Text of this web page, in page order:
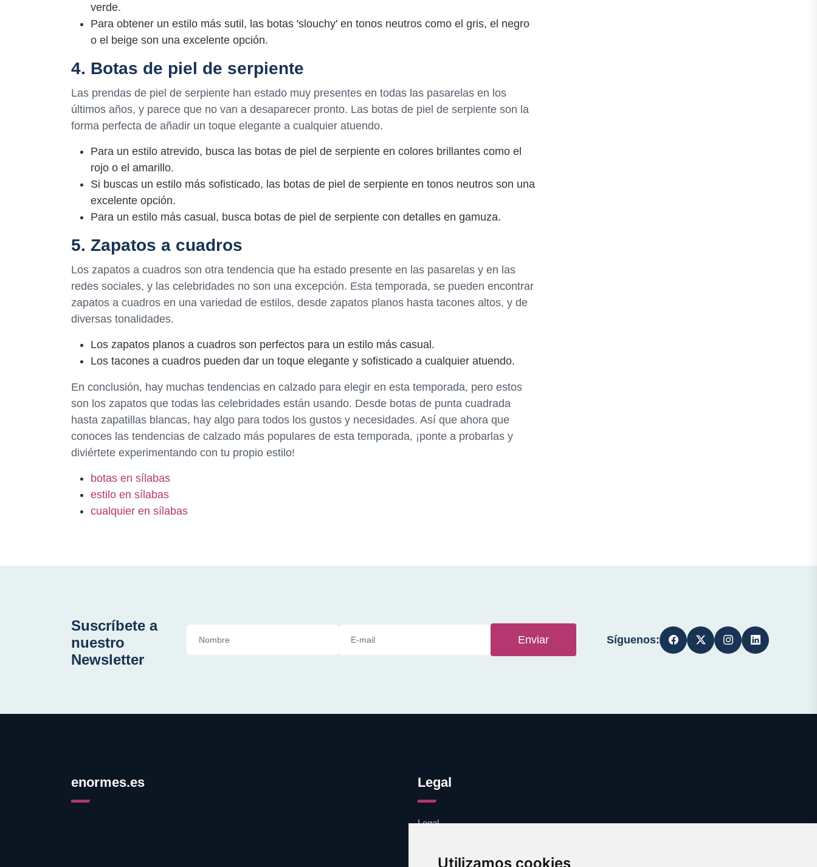
Utilizamos cookies
verde.
Para obtener un estilo más sutil, las botas 'slouchy' en tonos neutros como el gris, el negro
o el beige son una excelente opción.
4. Botas de piel de serpiente
Las prendas de piel de serpiente han estado muy presentes en todas las pasarelas en los
últimos años, y parece que no van a desaparecer pronto. Las botas de piel de serpiente son la
forma perfecta de añadir un toque elegante a cualquier atuendo.
Para un estilo atrevido, busca las botas de piel de serpiente en colores brillantes como el
rojo o el amarillo.
Si buscas un estilo más sofisticado, las botas de piel de serpiente en tonos neutros son una
excelente opción.
Para un estilo más casual, busca botas de piel de serpiente con detalles en gamuza.
5. Zapatos a cuadros
Los zapatos a cuadros son otra tendencia que ha estado presente en las pasarelas y en las
redes sociales, y las celebridades no son una excepción. Esta temporada, se pueden encontrar
zapatos a cuadros en una variedad de estilos, desde zapatos planos hasta tacones altos, y de
diversas tonalidades.
Los zapatos planos a cuadros son perfectos para un estilo más casual.
Los tacones a cuadros pueden dar un toque elegante y sofisticado a cualquier atuendo.
En conclusión, hay muchas tendencias en calzado para elegir en esta temporada, pero estos
son los zapatos que todas las celebridades están usando. Desde botas de punta cuadrada
hasta zapatillas blancas, hay algo para todos los gustos y necesidades. Así que ahora que
conoces las tendencias de calzado más populares de esta temporada, ¡ponte a probarlas y
diviértete experimentando con tu propio estilo!
botas en sílabas
estilo en sílabas
cualquier en sílabas
Suscríbete a
nuestro
Newsletter
Enviar Síguenos:
enormes.es Legal
Legal
Contacto